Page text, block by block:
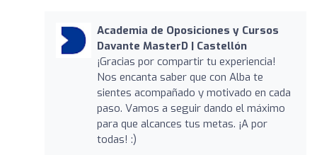
Academia de Oposiciones y Cursos
Davante MasterD | Castellón
¡Gracias por compartir tu experiencia!
Nos encanta saber que con Alba te
sientes acompañado y motivado en cada
paso. Vamos a seguir dando el máximo
para que alcances tus metas. ¡A por
todas! :)